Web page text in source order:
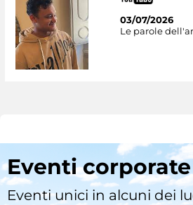
03/07/2026
Le parole
Eventi corporate
Eventi unici in alcuni dei